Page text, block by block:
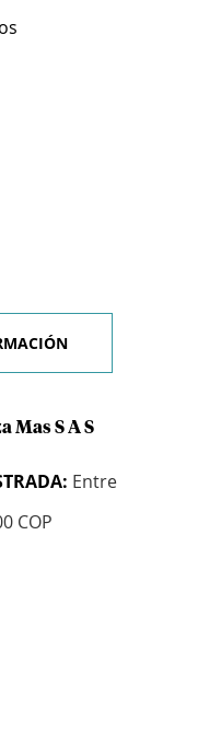
Mas S A S
Entre
COP